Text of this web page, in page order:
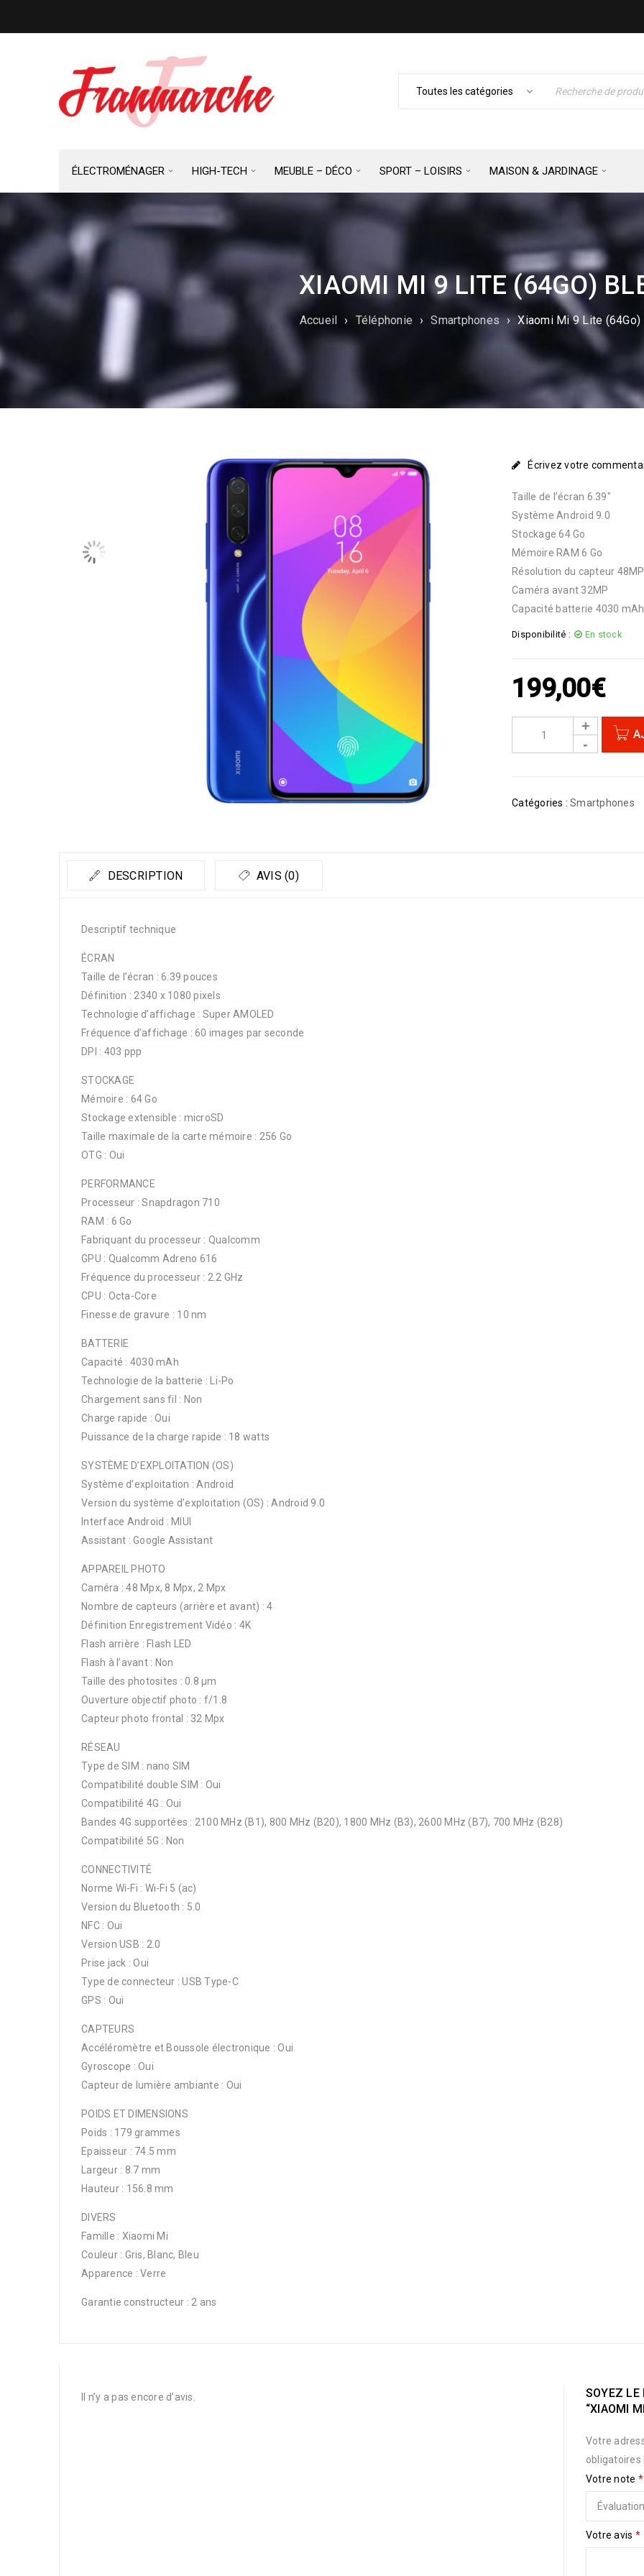
ÉLECTROMÉNAGER HIGH-TECH MEUBLE – DÉCO SPORT – LOISIRS MAISON & JARDINAGE
XIAOMI MI 9 LITE (64GO)
Accueil › Téléphonie › Smartphones › Xiaomi Mi 9 Lite (64Go)
Écrivez votre
Taille de l’écran 6.39″
Système Android 9.0
Stockage 64 Go
Mémoire RAM 6 Go
Résolution du capteur 48MP
Caméra avant 32MP
Capacité batterie 4030 mAh
Disponibilité : En stock
199,00€
Catégories : Smartphones
DESCRIPTION AVIS (0)
Descriptif technique
ÉCRAN
Taille de l’écran : 6.39 pouces
Définition : 2340 x 1080 pixels
Technologie d’affichage : Super AMOLED
Fréquence d’affichage : 60 images par seconde
DPI : 403 ppp
STOCKAGE
Mémoire : 64 Go
Stockage extensible : microSD
Taille maximale de la carte mémoire : 256 Go
OTG : Oui
PERFORMANCE
Processeur : Snapdragon 710
RAM : 6 Go
Fabriquant du processeur : Qualcomm
GPU : Qualcomm Adreno 616
Fréquence du processeur : 2.2 GHz
CPU : Octa-Core
Finesse de gravure : 10 nm
BATTERIE
Capacité : 4030 mAh
Technologie de la batterie : Li-Po
Chargement sans fil : Non
Charge rapide : Oui
Puissance de la charge rapide : 18 watts
SYSTÈME D’EXPLOITATION (OS)
Système d’exploitation : Android
Version du système d’exploitation (OS) : Android 9.0
Interface Android : MIUI
Assistant : Google Assistant
APPAREIL PHOTO
Caméra : 48 Mpx, 8 Mpx, 2 Mpx
Nombre de capteurs (arrière et avant) : 4
Définition Enregistrement Vidéo : 4K
Flash arrière : Flash LED
Flash à l’avant : Non
Taille des photosites : 0.8 µm
Ouverture objectif photo : f/1.8
Capteur photo frontal : 32 Mpx
RÉSEAU
Type de SIM : nano SIM
Compatibilité double SIM : Oui
Compatibilité 4G : Oui
Bandes 4G supportées : 2100 MHz (B1), 800 MHz (B20), 1800 MHz (B3), 2600 MHz (B7), 700 MHz (B28)
Compatibilité 5G : Non
CONNECTIVITÉ
Norme Wi-Fi : Wi-Fi 5 (ac)
Version du Bluetooth : 5.0
NFC : Oui
Version USB : 2.0
Prise jack : Oui
Type de connecteur : USB Type-C
GPS : Oui
CAPTEURS
Accéléromètre et Boussole électronique : Oui
Gyroscope : Oui
Capteur de lumière ambiante : Oui
POIDS ET DIMENSIONS
Poids : 179 grammes
Epaisseur : 74.5 mm
Largeur : 8.7 mm
Hauteur : 156.8 mm
DIVERS
Famille : Xiaomi Mi
Couleur : Gris, Blanc, Bleu
Apparence : Verre
Garantie constructeur : 2 ans
Il n’y a pas encore d’avis.
SOYEZ LE
“XIAOMI
Votre
obligatoires
Votre note *
Votre avis *